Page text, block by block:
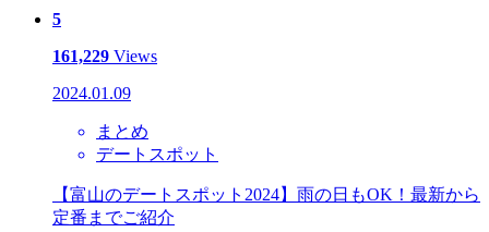
5
161,229 Views
2024.01.09
まとめ
デートスポット
【富山のデートスポット2024】雨の日もOK！最新から
定番までご紹介